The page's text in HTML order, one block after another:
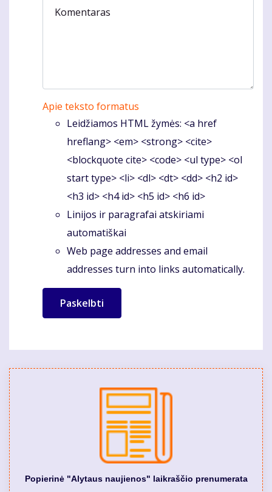
Komentaras
Apie teksto formatus
Leidžiamos HTML žymės: <a href
hreflang> <em> <strong> <cite>
<blockquote cite> <code> <ul type> <ol
start type> <li> <dl> <dt> <dd> <h2 id>
<h3 id> <h4 id> <h5 id> <h6 id>
Linijos ir paragrafai atskiriami
automatiškai
Web page addresses and email
addresses turn into links automatically.
Popierinė "Alytaus naujienos" laikraščio prenumerata